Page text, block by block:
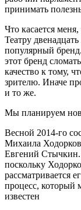
принимать
Что касается
Театру
популярный
этот бренд
качество к тому,
зрителю. Иначе
и то же.
Мы планируем
Весной 2014-го
Михаила
Евгений Стычкин.
поскольку
рассматривается
процесс,
известен